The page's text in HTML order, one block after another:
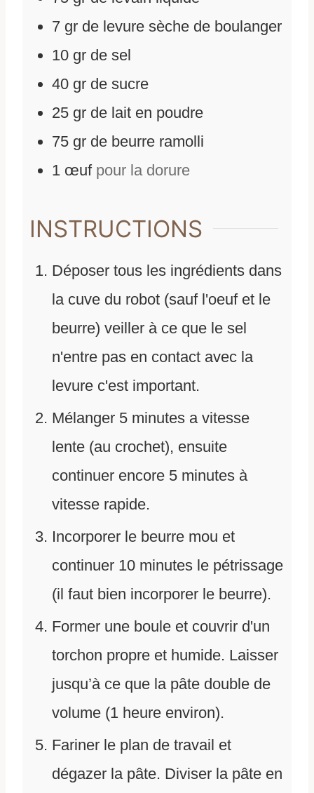
7 gr de levure sèche de boulanger
10 gr de sel
40 gr de sucre
25 gr de lait en poudre
75 gr de beurre ramolli
1 œuf pour la dorure
INSTRUCTIONS
Déposer tous les ingrédients dans
la cuve du robot (sauf l'oeuf et le
beurre) veiller à ce que le sel
n'entre pas en contact avec la
levure c'est important.
Mélanger 5 minutes a vitesse
lente (au crochet), ensuite
continuer encore 5 minutes à
vitesse rapide.
Incorporer le beurre mou et
continuer 10 minutes le pétrissage
(il faut bien incorporer le beurre).
Former une boule et couvrir d'un
torchon propre et humide. Laisser
jusqu’à ce que la pâte double de
volume (1 heure environ).
Fariner le plan de travail et
dégazer la pâte. Diviser la pâte en